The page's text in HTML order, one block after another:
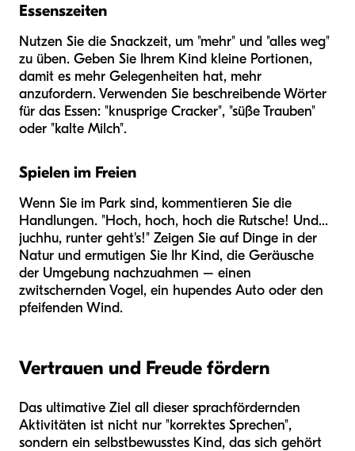
Essenszeiten
Nutzen Sie die Snackzeit, um "mehr" und "alles weg"
zu üben. Geben Sie Ihrem Kind kleine Portionen,
damit es mehr Gelegenheiten hat, mehr
anzufordern. Verwenden Sie beschreibende Wörter
für das Essen: "knusprige Cracker", "süße Trauben"
oder "kalte Milch".
Spielen im Freien
Wenn Sie im Park sind, kommentieren Sie die
Handlungen. "Hoch, hoch, hoch die Rutsche! Und...
juchhu, runter geht's!" Zeigen Sie auf Dinge in der
Natur und ermutigen Sie Ihr Kind, die Geräusche
der Umgebung nachzuahmen – einen
zwitschernden Vogel, ein hupendes Auto oder den
pfeifenden Wind.
Vertrauen und Freude fördern
Das ultimative Ziel all dieser sprachfördernden
Aktivitäten ist nicht nur "korrektes Sprechen",
sondern ein selbstbewusstes Kind, das sich gehört